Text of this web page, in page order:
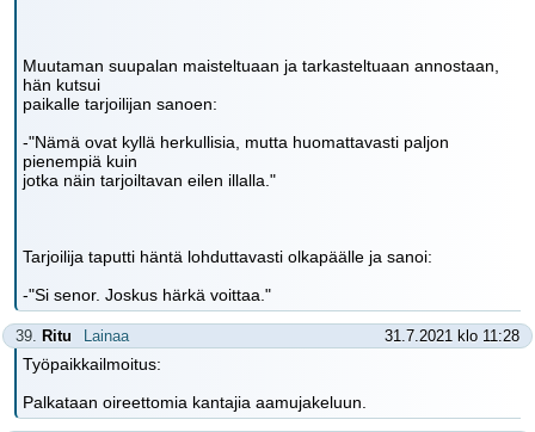
Muutaman suupalan maisteltuaan ja tarkasteltuaan annostaan,
hän kutsui
paikalle tarjoilijan sanoen:
-"Nämä ovat kyllä herkullisia, mutta huomattavasti paljon
pienempiä kuin
jotka näin tarjoiltavan eilen illalla."
Tarjoilija taputti häntä lohduttavasti olkapäälle ja sanoi:
-"Si senor. Joskus härkä voittaa."
39. Ritu Lainaa 31.7.2021 klo 11:28
Työpaikkailmoitus:
Palkataan oireettomia kantajia aamujakeluun.